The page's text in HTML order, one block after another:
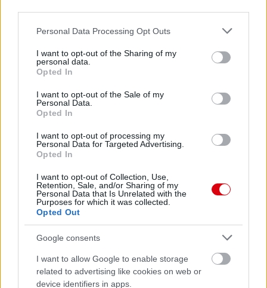
Please note that this website/app uses one or more Google
not limited to your visit or usage behaviour. You may click to
grant or deny consent to Google and its third-party tags to
use your data for below specified purposes in below Google
consent section.
Personal Data Processing Opt Outs
I want to opt-out of the Sharing of my
personal data.
Opted In
I want to opt-out of the Sale of my
Personal Data.
Opted In
I want to opt-out of processing my
Personal Data for Targeted Advertising.
Opted In
I want to opt-out of Collection, Use,
Retention, Sale, and/or Sharing of my
Personal Data that Is Unrelated with the
Purposes for which it was collected.
Opted Out
Google consents
I want to allow Google to enable storage
related to advertising like cookies on web or
device identifiers in apps.
Paris Saint-Germainvs
Manchester United
Felkészülési szezon 4. mérkőzés
Nya Ullevi, Göteborg
2026-08-08 17:00
1 nap 5 óra 48 perc 34 másodperc
Leeds Unitedvs Manchester United2026-08-12 20:30
AC MilanvsManchester United
ELŐZŐ MÉRKŐZÉSEK
Támogatás
Támogasd adományoddal
a ManUtdFanatics.hu működését!